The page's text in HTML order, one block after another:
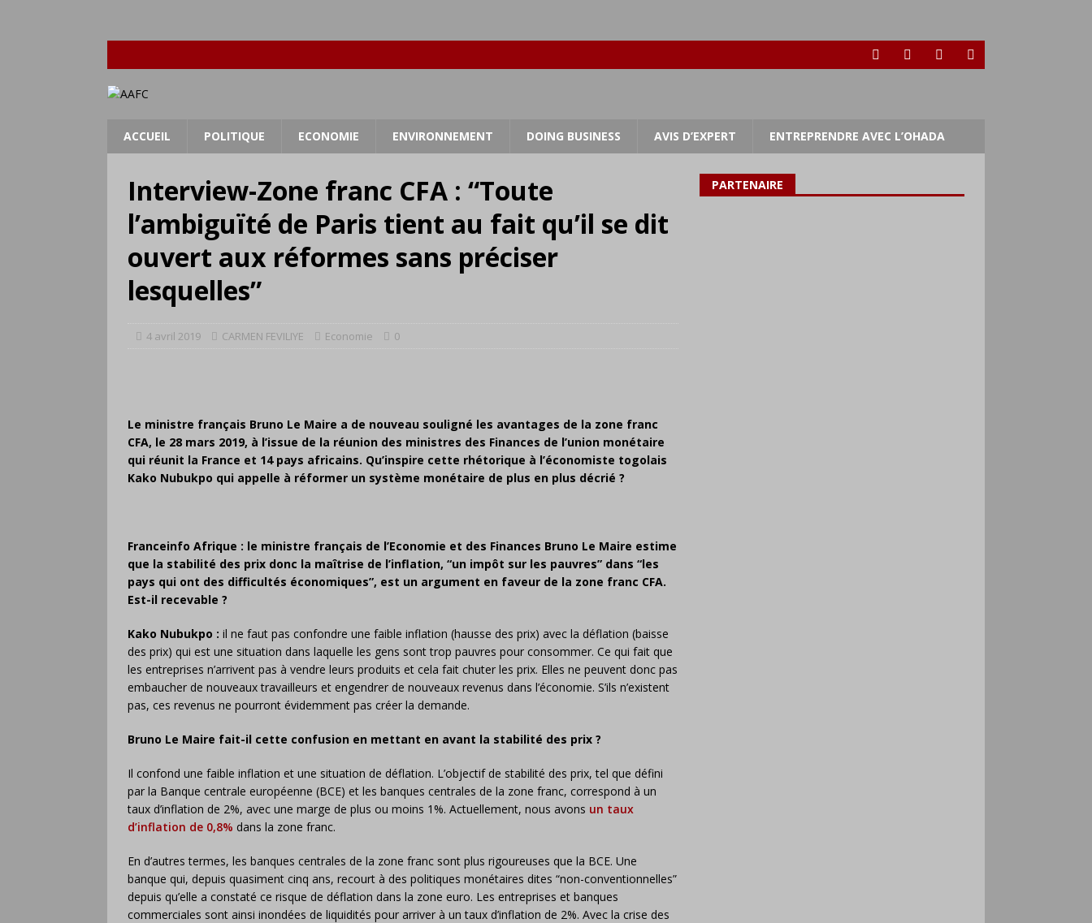
ACCUEIL POLITIQUE ECONOMIE ENVIRONNEMENT DOING BUSINESS AVIS D’EXPERT ENTREPRENDRE AVEC L’OHADA
Interview-Zone franc CFA : “Toute
l’ambiguïté de Paris tient au fait qu’il se dit
ouvert aux réformes sans préciser
lesquelles”
4 avril 2019 CARMEN FEVILIYE Economie 0
Le ministre français Bruno Le Maire a de nouveau souligné les avantages de la zone franc
CFA, le 28 mars 2019, à l’issue de la réunion des ministres des Finances de l’union monétaire
qui réunit la France et 14 pays africains. Qu’inspire cette rhétorique à l’économiste togolais
Kako Nubukpo qui appelle à réformer un système monétaire de plus en plus décrié ?
Franceinfo Afrique : le ministre français de l’Economie et des Finances Bruno Le Maire estime
que la stabilité des prix donc la maîtrise de l’inflation, “un impôt sur les pauvres” dans “les
pays qui ont des difficultés économiques”, est un argument en faveur de la zone franc CFA.
Est-il recevable ?
Kako Nubukpo : il ne faut pas confondre une faible inflation (hausse des prix) avec la déflation (baisse
des prix) qui est une situation dans laquelle les gens sont trop pauvres pour consommer. Ce qui fait que
les entreprises n’arrivent pas à vendre leurs produits et cela fait chuter les prix. Elles ne peuvent donc pas
embaucher de nouveaux travailleurs et engendrer de nouveaux revenus dans l’économie. S’ils n’existent
pas, ces revenus ne pourront évidemment pas créer la demande.
Bruno Le Maire fait-il cette confusion en mettant en avant la stabilité des prix ?
Il confond une faible inflation et une situation de déflation. L’objectif de stabilité des prix, tel que défini
par la Banque centrale européenne (BCE) et les banques centrales de la zone franc, correspond à un
taux d’inflation de 2%, avec une marge de plus ou moins 1%. Actuellement, nous avons un taux
d’inflation de 0,8% dans la zone franc.
En d’autres termes, les banques centrales de la zone franc sont plus rigoureuses que la BCE. Une
banque qui, depuis quasiment cinq ans, recourt à des politiques monétaires dites “non-conventionnelles”
depuis qu’elle a constaté ce risque de déflation dans la zone euro. Les entreprises et banques
commerciales sont ainsi inondées de liquidités pour arriver à un taux d’inflation de 2%. Avec la crise des
PARTENAIRE